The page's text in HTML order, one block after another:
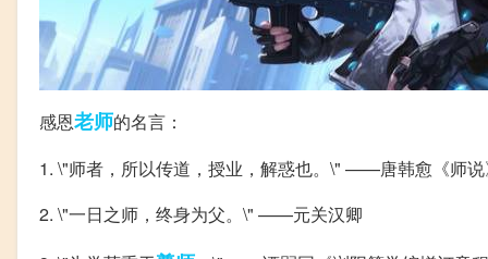
感恩老师的名言：
1. \"师者，所以传道，授业，解惑也。\" ——唐韩愈《师
2. \"一日之师，终身为父。\" ——元关汉卿